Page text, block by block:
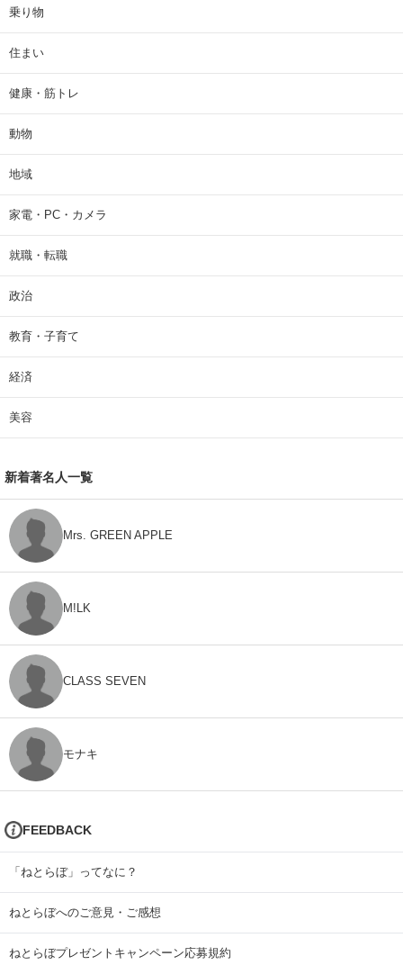
乗り物
住まい
健康・筋トレ
動物
地域
家電・PC・カメラ
就職・転職
政治
教育・子育て
経済
美容
新着著名人一覧
Mrs. GREEN APPLE
M!LK
CLASS SEVEN
モナキ
FEEDBACK
「ねとらぼ」ってなに？
ねとらぼへのご意見・ご感想
ねとらぼプレゼントキャンペーン応募規約